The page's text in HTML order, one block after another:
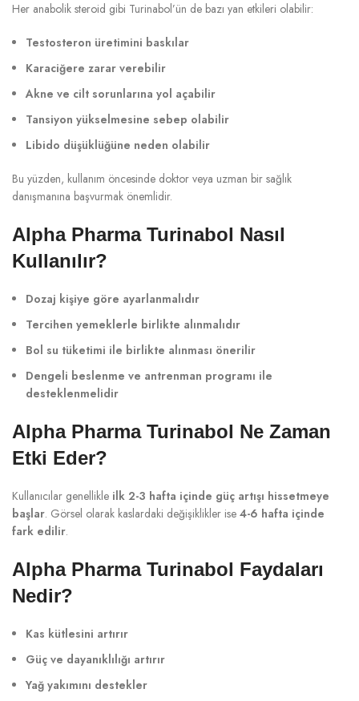
Her anabolik steroid gibi Turinabol’ün de bazı yan etkileri olabilir:
Testosteron üretimini baskılar
Karaciğere zarar verebilir
Akne ve cilt sorunlarına yol açabilir
Tansiyon yükselmesine sebep olabilir
Libido düşüklüğüne neden olabilir
Bu yüzden, kullanım öncesinde doktor veya uzman bir sağlık
danışmanına başvurmak önemlidir.
Alpha Pharma Turinabol Nasıl
Kullanılır?
Dozaj kişiye göre ayarlanmalıdır
Tercihen yemeklerle birlikte alınmalıdır
Bol su tüketimi ile birlikte alınması önerilir
Dengeli beslenme ve antrenman programı ile
desteklenmelidir
Alpha Pharma Turinabol Ne Zaman
Etki Eder?
Kullanıcılar genellikle ilk 2-3 hafta içinde güç artışı hissetmeye
başlar. Görsel olarak kaslardaki değişiklikler ise 4-6 hafta içinde
fark edilir.
Alpha Pharma Turinabol Faydaları
Nedir?
Kas kütlesini artırır
Güç ve dayanıklılığı artırır
Yağ yakımını destekler